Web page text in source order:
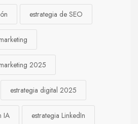
estrategia de SEO
2025
estrategia digital 2025
IA estrategia LinkedIn